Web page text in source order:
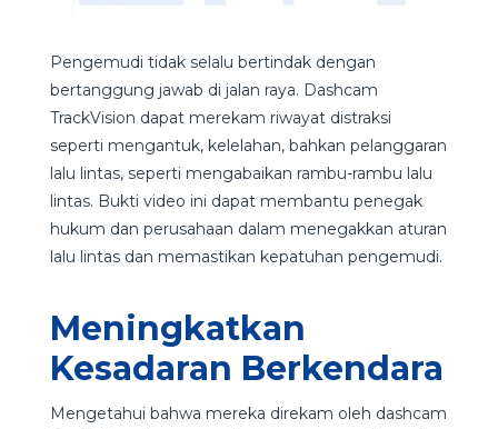
Pengemudi tidak selalu bertindak dengan
bertanggung jawab di jalan raya. Dashcam
TrackVision dapat merekam riwayat distraksi
seperti mengantuk, kelelahan, bahkan pelanggaran
lalu lintas, seperti mengabaikan rambu-rambu lalu
lintas. Bukti video ini dapat membantu penegak
hukum dan perusahaan dalam menegakkan aturan
lalu lintas dan memastikan kepatuhan pengemudi.
Meningkatkan
Kesadaran Berkendara
Mengetahui bahwa mereka direkam oleh dashcam